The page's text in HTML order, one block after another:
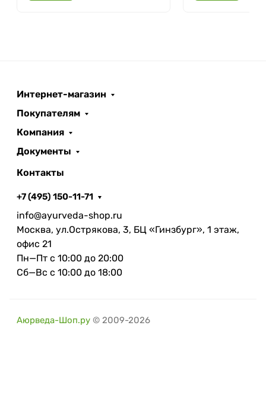
Интернет-магазин
Покупателям
Компания
Документы
Контакты
+7 (495) 150-11-71
info@ayurveda-shop.ru
Москва, ул.Острякова, 3, БЦ «Гинзбург», 1 этаж,
офис 21
Пн—Пт с 10:00 до 20:00
Сб—Вс с 10:00 до 18:00
Аюрведа-Шоп.ру © 2009-2026